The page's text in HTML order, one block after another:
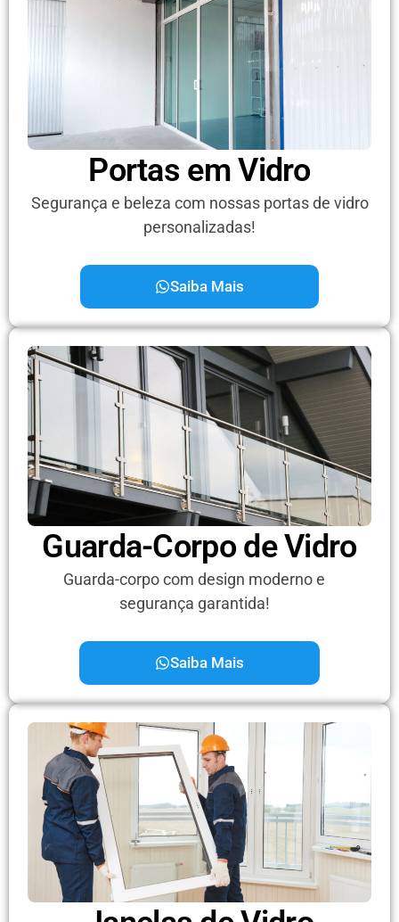
Portas em Vidro
Segurança e beleza com nossas portas de vidro
personalizadas!
Saiba Mais
Guarda-Corpo de Vidro
Guarda-corpo com design moderno e
segurança garantida!
Saiba Mais